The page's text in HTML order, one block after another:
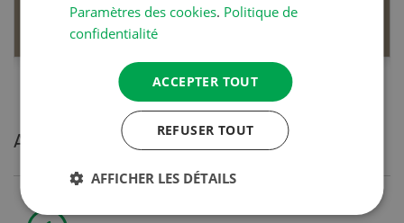
EN SAVOIR PLUS
Articles les plus lues
Paramètres des cookies. Politique de
confidentialité
ACCEPTER TOUT
REFUSER TOUT
AFFICHER LES DÉTAILS